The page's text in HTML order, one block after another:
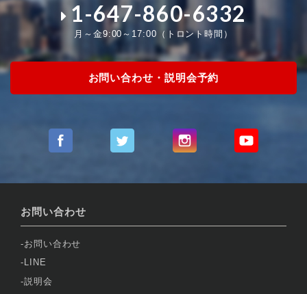
1-647-860-6332
月～金9:00～17:00（トロント時間）
お問い合わせ・説明会予約
お問い合わせ
お問い合わせ
LINE
説明会